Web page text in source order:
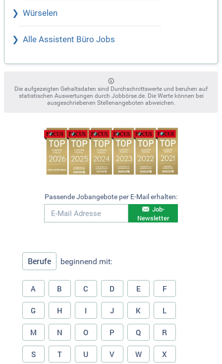
Würselen
Alle Assistent Büro Jobs
Die aufgezeigten Gehaltsdaten sind Durchschnittswerte und beruhen auf
statistischen Auswertungen durch Jobbörse.de. Die Werte können bei
ausgeschriebenen Stellenangeboten abweichen.
Passende Jobangebote per E-Mail erhalten:
Job-
Newsletter
Berufe beginnend mit:
A B C D E F
G H I J K L
M N O P Q R
S T U V W X